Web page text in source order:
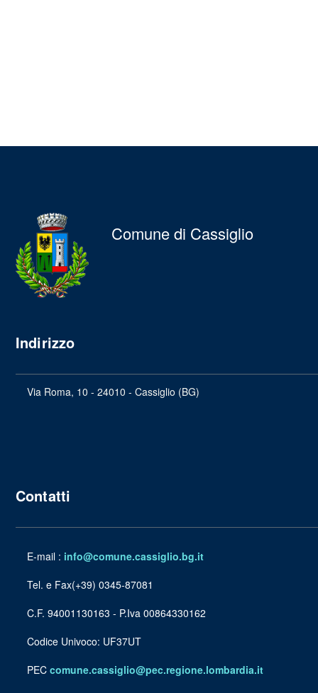
Comune di Cassiglio
Indirizzo
Via Roma, 10 - 24010 - Cassiglio (BG)
Contatti
E-mail : info@comune.cassiglio.bg.it
Tel. e Fax(+39) 0345-87081
C.F. 94001130163 - P.Iva 00864330162
Codice Univoco: UF37UT
PEC comune.cassiglio@pec.regione.lombardia.it